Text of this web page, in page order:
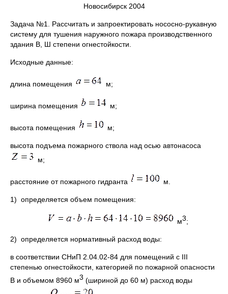
Новосибирск 2004
Задача №1. Рассчитать и запроектировать нососно-рукавную
систему для тушения наружного пожара производственного
здания В, Ш степени огнестойкости.
Исходные данные:
длина помещения м;
ширина помещения м;
высота помещения м;
высота подъема пожарного ствола над осью автонасоса
м;
расстояние от пожарного гидранта м.
1) определяется объем помещения:
м3;
2) определяется нормативный расход воды:
в соответствии СНиП 2.04.02-84 для помещений c III
степенью огнестойкости, категорией по пожарной опасности
В и объемом 8960 м3 (шириной до 60 м) расход воды